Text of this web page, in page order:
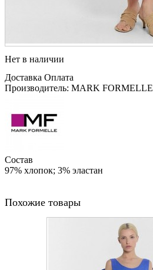
Нет в наличии
Доставка Оплата
Производитель: MARK FORMELLE
Состав
97% хлопок; 3% эластан
Похожие товары